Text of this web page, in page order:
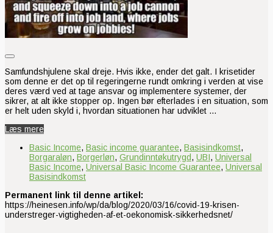
Samfundshjulene skal dreje. Hvis ikke, ender det galt. I krisetider
som denne er det op til regeringerne rundt omkring i verden at vise
deres værd ved at tage ansvar og implementere systemer, der
sikrer, at alt ikke stopper op. Ingen bør efterlades i en situation, som
er helt uden skyld i, hvordan situationen har udviklet …
Læs mere
Basic Income, Basic income guarantee, Basisindkomst,
Borgaraløn, Borgerløn, Grundinntøkutrygd, UBI, Universal
Basic Income, Universal Basic Income Guarantee, Universal
Basisindkomst
Permanent link til denne artikel:
https://heinesen.info/wp/da/blog/2020/03/16/covid-19-krisen-
understreger-vigtigheden-af-et-oekonomisk-sikkerhedsnet/